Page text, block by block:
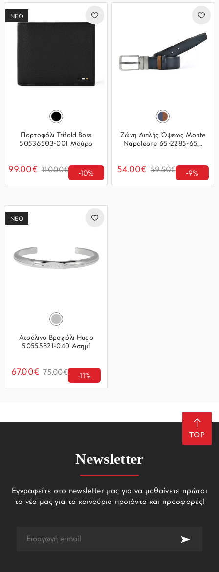
ΝΕΟ
Πορτοφόλι Trifold Boss
50536503-001 Μαύρο
99.00€ 110.00€ -10%
Ζώνη Διπλής Όψεως Monte
Napoleone 65-2285-65...
54.00€ 59.50€ -9%
ΝΕΟ
Ατσάλινο Βραχιόλι Hugo
50555821-040 Ασημί
67.00€ 75.00€ -11%
TOP
Newsletter
Εγγραφείτε στο newsletter μας για να μαθαίνετε πρώτοι
τα νέα μας για τα καινούρια προιόντα και προσφορές!